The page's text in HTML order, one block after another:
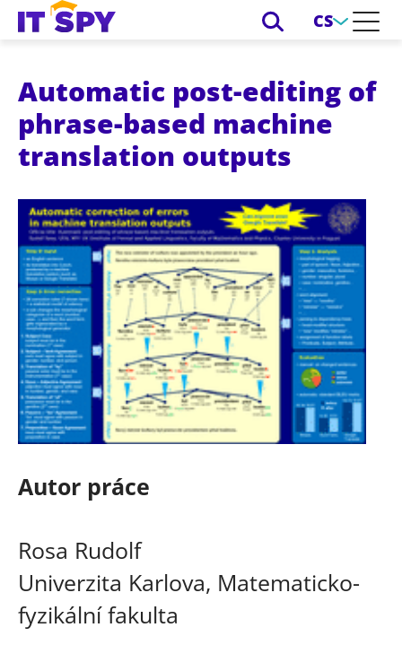
CS
Automatic post-editing of
phrase-based machine
translation outputs
Autor práce
Rosa Rudolf
Univerzita Karlova, Matematicko-
fyzikální fakulta